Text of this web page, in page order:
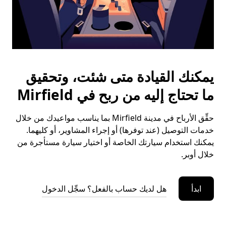
يمكنك القيادة متى شئت، وتحقيق
ما تحتاج إليه من ربح في Mirfield
حقِّق الأرباح في مدينة Mirfield بما يناسب مواعيدك من خلال
خدمات التوصيل (عند توفرها) أو إجراء المشاوير، أو كليهما.
يمكنك استخدام سيارتك الخاصة أو اختيار سيارة مستأجرة من
خلال أوبر.
ابدأ هل لديك حساب بالفعل؟ سجِّل الدخول